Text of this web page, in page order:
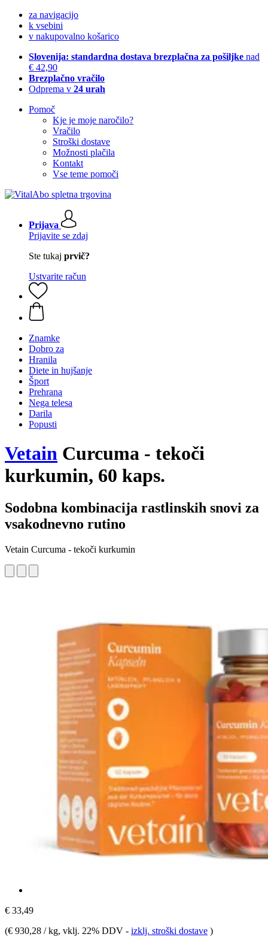
za navigacijo
k vsebini
v nakupovalno košarico
Slovenija: standardna dostava brezplačna za pošiljke nad
€ 42,90
Brezplačno vračilo
Odprema v 24 urah
Pomoč
Kje je moje naročilo?
Vračilo
Stroški dostave
Možnosti plačila
Kontakt
Vse teme pomoči
Prijava
Prijavite se zdaj
Ste tukaj prvič?
Ustvarite račun
Znamke
Dobro za
Hranila
Diete in hujšanje
Šport
Prehrana
Nega telesa
Darila
Popusti
Vetain Curcuma - tekoči
kurkumin, 60 kaps.
Sodobna kombinacija rastlinskih snovi za
vsakodnevno rutino
Vetain Curcuma - tekoči kurkumin
€ 33,49
(€ 930,28 / kg, vklj. 22% DDV - izklj. stroški dostave )